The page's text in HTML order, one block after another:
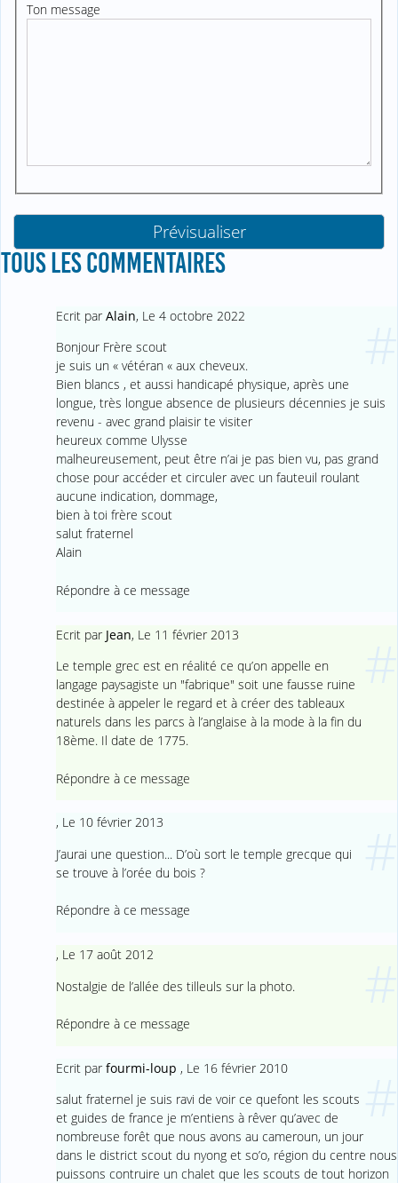
Ton message
TOUS LES COMMENTAIRES
Ecrit par Alain, Le 4 octobre 2022
Bonjour Frère scout
je suis un « vétéran « aux cheveux.
Bien blancs , et aussi handicapé physique, après une
longue, très longue absence de plusieurs décennies je suis
revenu - avec grand plaisir te visiter
heureux comme Ulysse
malheureusement, peut être n’ai je pas bien vu, pas grand
chose pour accéder et circuler avec un fauteuil roulant
aucune indication, dommage,
bien à toi frère scout
salut fraternel
Alain
Répondre à ce message
Ecrit par Jean, Le 11 février 2013
Le temple grec est en réalité ce qu’on appelle en
langage paysagiste un "fabrique" soit une fausse ruine
destinée à appeler le regard et à créer des tableaux
naturels dans les parcs à l’anglaise à la mode à la fin du
18ème. Il date de 1775.
Répondre à ce message
, Le 10 février 2013
J’aurai une question... D’où sort le temple grecque qui
se trouve à l’orée du bois ?
Répondre à ce message
, Le 17 août 2012
Nostalgie de l’allée des tilleuls sur la photo.
Répondre à ce message
Ecrit par fourmi-loup , Le 16 février 2010
salut fraternel je suis ravi de voir ce quefont les scouts
et guides de france je m’entiens à rêver qu’avec de
nombreuse forêt que nous avons au cameroun, un jour
dans le district scout du nyong et so’o, région du centre nous
puissons contruire un chalet que les scouts de tout horizon